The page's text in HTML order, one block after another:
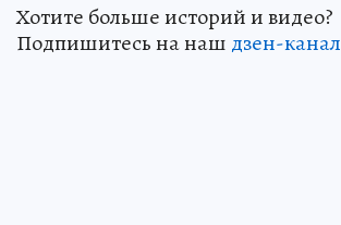
Хотите больше историй и видео?
Подпишитесь на наш дзен-канал